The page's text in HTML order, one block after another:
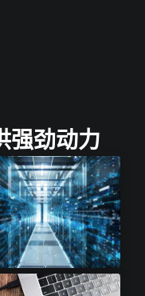
强劲动力